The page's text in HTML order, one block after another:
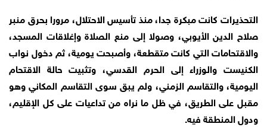
التحذيرات كانت مبكرة جدا، منذ تأسيس الاحتلال، مرورا بحرق منبر
صلاح الدين الأيوبي، وصولا إلى منع الصلاة وإغلاقات المسجد،
والاقتحامات التي كانت متقطعة، وأصبحت يومية، ثم دخول نواب
الكنيست والوزراء إلى الحرم القدسي، وتثبيت حالة الاقتحام
اليومية، والتقاسم الزمني، ولم يبق سوى التقاسم المكاني وهو
مقبل على الطريق، في ظل ما نراه من تداعيات على كل الإقليم،
ودول المنطقة فيه.